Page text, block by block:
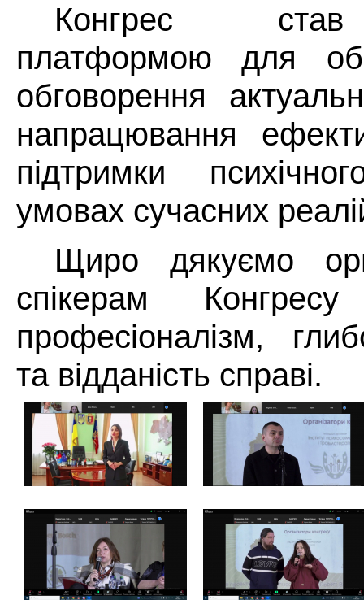
Конгрес
платформою для
обговорення
напрацювання
підтримки
умовах сучасних
Щиро дякуємо
спікерам
професіоналізм,
та відданість справі.